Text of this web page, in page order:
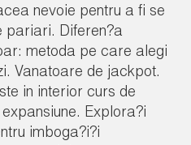
nevoie pentru a fi se
pariari. Diferen?a
metoda pe care alegi
Vanatoare de jackpot.
in interior curs de
Explora?i
imboga?i?i